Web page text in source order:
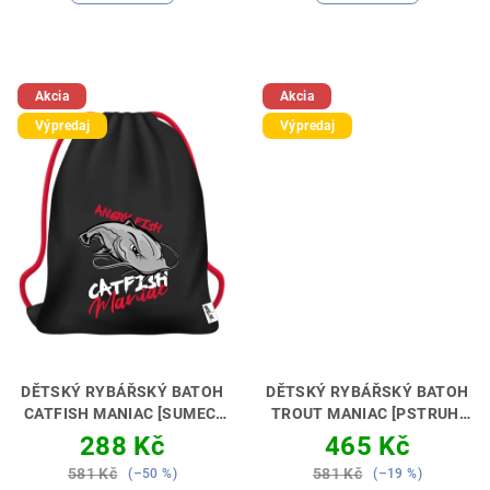
Akcia
Výpredaj
DĚTSKÝ RYBÁŘSKÝ BATOH
CATFISH MANIAC [SUMEC]
PERFEKTNÍ DÁREK PRO
MALÉHO SUMCAŘE🎁💝
288 Kč
581 Kč (–50 %)
Akcia
Výpredaj
DĚTSKÝ RYBÁŘSKÝ BATOH
TROUT MANIAC [PSTRUH]
PERFEKTNÍ DÁREK PRO
MALÉHO MUŠKAŘE🎁💝
465 Kč
581 Kč (–19 %)